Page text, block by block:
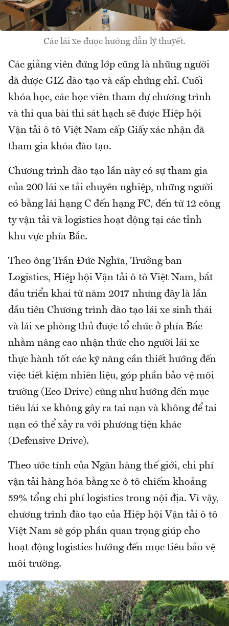
Các lái xe được hướng dẫn lý thuyết.
Các giảng viên đứng lớp cũng là những người
đã được GIZ đào tạo và cấp chứng chỉ. Cuối
khóa học, các học viên tham dự chương trình
và thi qua bài thi sát hạch sẽ được Hiệp hội
Vận tải ô tô Việt Nam cấp Giấy xác nhận đã
tham gia khóa đào tạo.
Chương trình đào tạo lần này có sự tham gia
của 200 lái xe tải chuyên nghiệp, những người
có bằng lái hạng C đến hạng FC, đến từ 12 công
ty vận tải và logistics hoạt động tại các tỉnh
khu vực phía Bắc.
Theo ông Trần Đức Nghĩa, Trưởng ban
Logistics, Hiệp hội Vận tải ô tô Việt Nam, bắt
đầu triển khai từ năm 2017 nhưng đây là lần
đầu tiên Chương trình đào tạo lái xe sinh thái
và lái xe phòng thủ được tổ chức ở phía Bắc
nhằm nâng cao nhận thức cho người lái xe
thực hành tốt các kỹ năng cần thiết hướng đến
việc tiết kiệm nhiên liệu, góp phần bảo vệ môi
trường (Eco Drive) cũng như hướng đến mục
tiêu lái xe không gây ra tai nạn và không để tai
nạn có thể xảy ra với phương tiện khác
(Defensive Drive).
Theo ước tính của Ngân hàng thế giới, chi phí
vận tải hàng hóa bằng xe ô tô chiếm khoảng
59% tổng chi phí logistics trong nội địa. Vì vậy,
chương trình đào tạo của Hiệp hội Vận tải ô tô
Việt Nam sẽ góp phần quan trọng giúp cho
hoạt động logistics hướng đến mục tiêu bảo vệ
môi trường.